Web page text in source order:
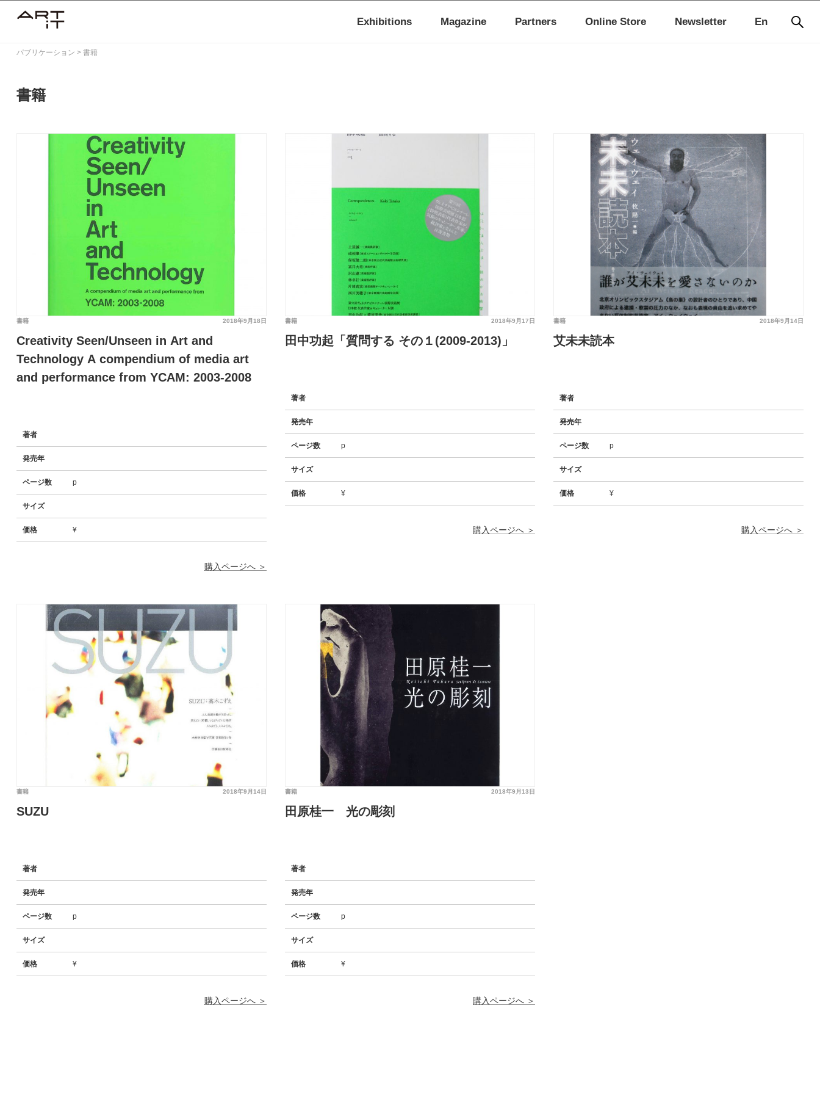
En
Exhibitions Magazine Partners Online Store Newsletter
パブリケーション > 書籍
書籍
2018年9月18日
書籍
Creativity Seen/Unseen in Art and
Technology A compendium of media art
and performance from YCAM: 2003-2008
著者
発売年
ページ数 p
サイズ
価格 ¥
購入ページへ ＞
2018年9月17日
書籍
田中功起「質問する その１(2009-2013)」
著者
発売年
ページ数 p
サイズ
価格 ¥
購入ページへ ＞
2018年9月14日
書籍
艾未未読本
著者
発売年
ページ数 p
サイズ
価格 ¥
購入ページへ ＞
2018年9月14日
書籍
SUZU
著者
発売年
ページ数 p
サイズ
価格 ¥
購入ページへ ＞
2018年9月13日
書籍
田原桂一 光の彫刻
著者
発売年
ページ数 p
サイズ
価格 ¥
購入ページへ ＞